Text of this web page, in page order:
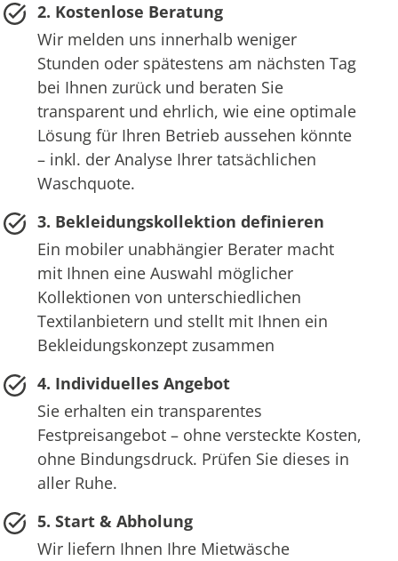
2. Kostenlose Beratung
Wir melden uns innerhalb weniger
Stunden oder spätestens am nächsten Tag
bei Ihnen zurück und beraten Sie
transparent und ehrlich, wie eine optimale
Lösung für Ihren Betrieb aussehen könnte
– inkl. der Analyse Ihrer tatsächlichen
Waschquote.
3. Bekleidungskollektion definieren
Ein mobiler unabhängier Berater macht
mit Ihnen eine Auswahl möglicher
Kollektionen von unterschiedlichen
Textilanbietern und stellt mit Ihnen ein
Bekleidungskonzept zusammen
4. Individuelles Angebot
Sie erhalten ein transparentes
Festpreisangebot – ohne versteckte Kosten,
ohne Bindungsdruck. Prüfen Sie dieses in
aller Ruhe.
5. Start & Abholung
Wir liefern Ihnen Ihre Mietwäsche